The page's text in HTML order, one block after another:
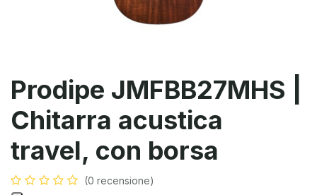
Prodipe JMFBB27MHS |
Chitarra acustica
travel, con borsa
(0 recensione)